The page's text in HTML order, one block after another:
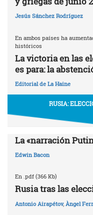
Jesús Sánchez Rodríguez
En ambos países ha
históricos
La victoria en las
es para: la
Editorial de La Haine
RUSIA:
La «narración
Edwin Bacon
En .pdf (366 Kb)
Rusia tras las
Antonio Airapétov, Àngel